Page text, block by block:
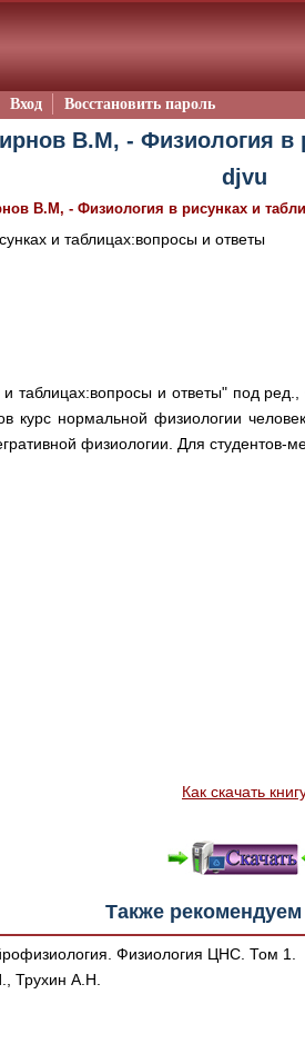
Вход Восстановить пароль
В.М, - Физиология в
djvu
В.М, - Физиология в рисунках и
и таблицах:вопросы и ответы
и таблицах:вопросы и ответы" под
курс нормальной физиологии
физиологии. Для студентов-
Как скачать
Также рекомендуем
Физиология ЦНС. Том 1.
Трухин А.Н.